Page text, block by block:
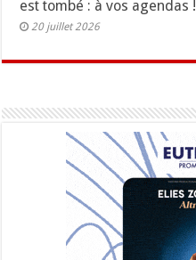
est tombé : à vos agendas !
20 juillet 2026